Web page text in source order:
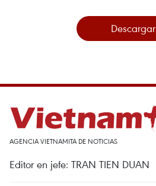
Descargar
AGENCIA VIETNAMITA DE NOTICIAS
Editor en jefe: TRAN TIEN DUAN